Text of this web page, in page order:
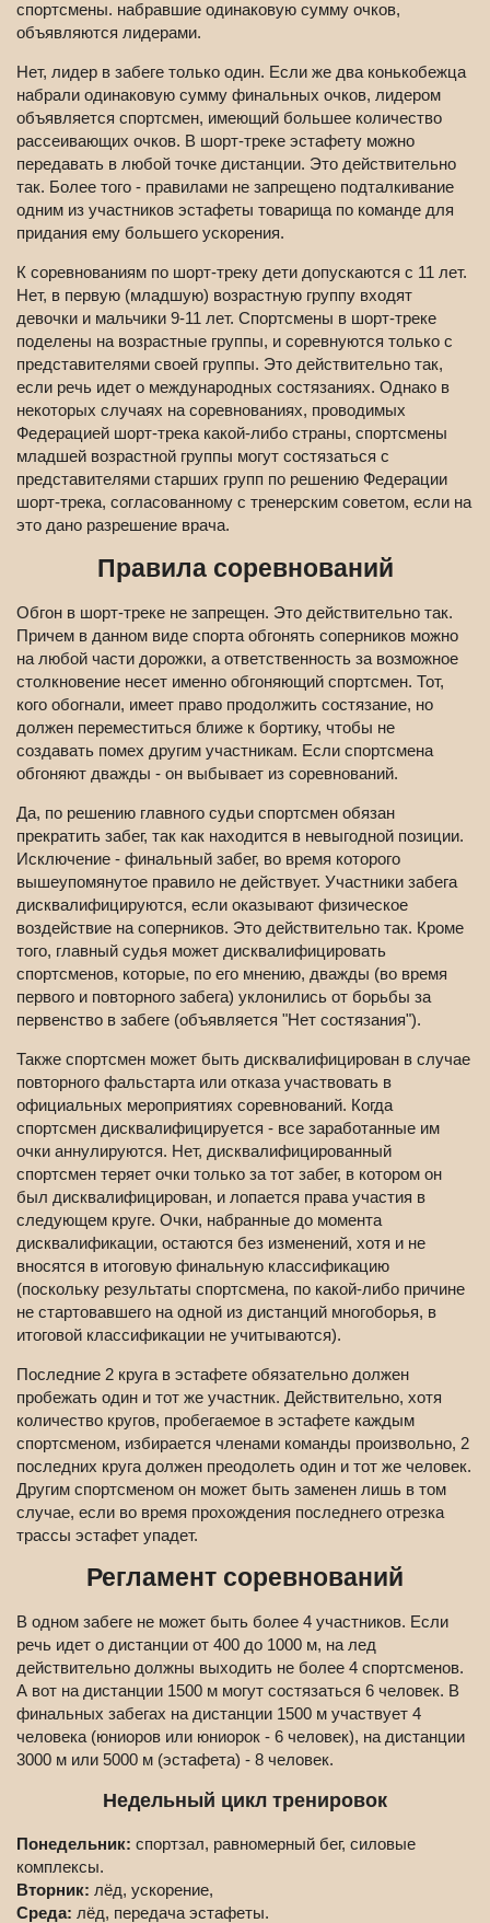
спортсмены. набравшие одинаковую сумму очков,
объявляются лидерами.
Нет, лидер в забеге только один. Если же два конькобежца
набрали одинаковую сумму финальных очков, лидером
объявляется спортсмен, имеющий большее количество
рассеивающих очков. В шорт-треке эстафету можно
передавать в любой точке дистанции. Это действительно
так. Более того - правилами не запрещено подталкивание
одним из участников эстафеты товарища по команде для
придания ему большего ускорения.
К соревнованиям по шорт-треку дети допускаются с 11 лет.
Нет, в первую (младшую) возрастную группу входят
девочки и мальчики 9-11 лет. Спортсмены в шорт-треке
поделены на возрастные группы, и соревнуются только с
представителями своей группы. Это действительно так,
если речь идет о международных состязаниях. Однако в
некоторых случаях на соревнованиях, проводимых
Федерацией шорт-трека какой-либо страны, спортсмены
младшей возрастной группы могут состязаться с
представителями старших групп по решению Федерации
шорт-трека, согласованному с тренерским советом, если на
это дано разрешение врача.
Правила соревнований
Обгон в шорт-треке не запрещен. Это действительно так.
Причем в данном виде спорта обгонять соперников можно
на любой части дорожки, а ответственность за возможное
столкновение несет именно обгоняющий спортсмен. Тот,
кого обогнали, имеет право продолжить состязание, но
должен переместиться ближе к бортику, чтобы не
создавать помех другим участникам. Если спортсмена
обгоняют дважды - он выбывает из соревнований.
Да, по решению главного судьи спортсмен обязан
прекратить забег, так как находится в невыгодной позиции.
Исключение - финальный забег, во время которого
вышеупомянутое правило не действует. Участники забега
дисквалифицируются, если оказывают физическое
воздействие на соперников. Это действительно так. Кроме
того, главный судья может дисквалифицировать
спортсменов, которые, по его мнению, дважды (во время
первого и повторного забега) уклонились от борьбы за
первенство в забеге (объявляется "Нет состязания").
Также спортсмен может быть дисквалифицирован в случае
повторного фальстарта или отказа участвовать в
официальных мероприятиях соревнований. Когда
спортсмен дисквалифицируется - все заработанные им
очки аннулируются. Нет, дисквалифицированный
спортсмен теряет очки только за тот забег, в котором он
был дисквалифицирован, и лопается права участия в
следующем круге. Очки, набранные до момента
дисквалификации, остаются без изменений, хотя и не
вносятся в итоговую финальную классификацию
(поскольку результаты спортсмена, по какой-либо причине
не стартовавшего на одной из дистанций многоборья, в
итоговой классификации не учитываются).
Последние 2 круга в эстафете обязательно должен
пробежать один и тот же участник. Действительно, хотя
количество кругов, пробегаемое в эстафете каждым
спортсменом, избирается членами команды произвольно, 2
последних круга должен преодолеть один и тот же человек.
Другим спортсменом он может быть заменен лишь в том
случае, если во время прохождения последнего отрезка
трассы эстафет упадет.
Регламент соревнований
В одном забеге не может быть более 4 участников. Если
речь идет о дистанции от 400 до 1000 м, на лед
действительно должны выходить не более 4 спортсменов.
А вот на дистанции 1500 м могут состязаться 6 человек. В
финальных забегах на дистанции 1500 м участвует 4
человека (юниоров или юниорок - 6 человек), на дистанции
3000 м или 5000 м (эстафета) - 8 человек.
Недельный цикл тренировок
Понедельник: спортзал, равномерный бег, силовые
комплексы.
Вторник: лёд, ускорение,
Среда: лёд, передача эстафеты.